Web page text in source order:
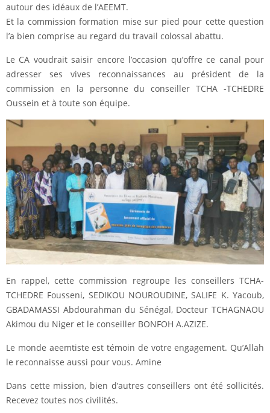
autour des idéaux de l’AEEMT.
Et la commission formation mise sur pied pour cette question
l’a bien comprise au regard du travail colossal abattu.
Le CA voudrait saisir encore l’occasion qu’offre ce canal pour
adresser ses vives reconnaissances au président de la
commission en la personne du conseiller TCHA -TCHEDRE
Oussein et à toute son équipe.
En rappel, cette commission regroupe les conseillers TCHA-
TCHEDRE Fousseni, SEDIKOU NOUROUDINE, SALIFE K. Yacoub,
GBADAMASSI Abdourahman du Sénégal, Docteur TCHAGNAOU
Akimou du Niger et le conseiller BONFOH A.AZIZE.
Le monde aeemtiste est témoin de votre engagement. Qu’Allah
le reconnaisse aussi pour vous. Amine
Dans cette mission, bien d’autres conseillers ont été sollicités.
Recevez toutes nos civilités.